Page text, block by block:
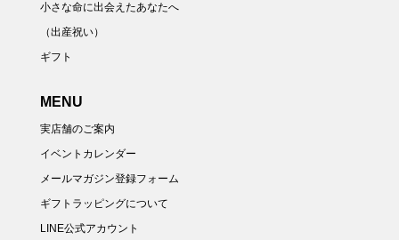
小さな命に出会えたあなたへ
（出産祝い）
ギフト
MENU
実店舗のご案内
イベントカレンダー
メールマガジン登録フォーム
ギフトラッピングについて
LINE公式アカウント